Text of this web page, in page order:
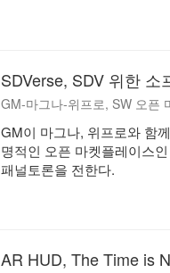
SDVerse, SDV 위한 소
GM-마그나-위프로, SW 오픈
GM이 마그나, 위프로와 함
명적인 오픈 마켓플레이스
패널토론을 전한다.
AR HUD, The Time is